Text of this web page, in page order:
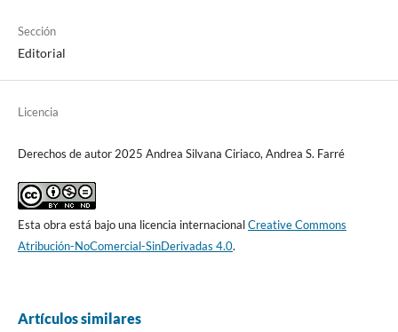
Sección
Editorial
Licencia
Derechos de autor 2025 Andrea Silvana Ciriaco, Andrea S. Farré
Esta obra está bajo una licencia internacionalCreative Commons
Atribución-NoComercial-SinDerivadas 4.0.
Artículos similares